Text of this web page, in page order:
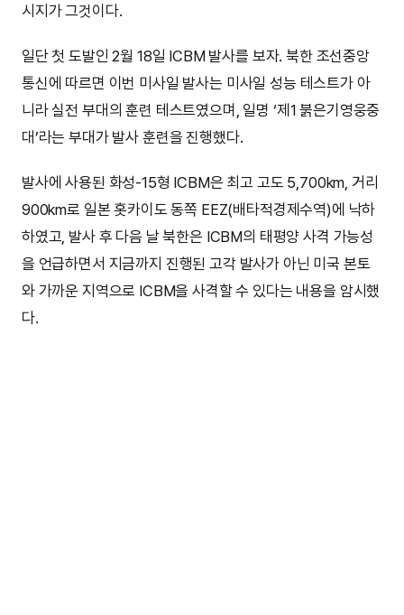
시지가 그것이다.
일단 첫 도발인 2월 18일 ICBM 발사를 보자. 북한 조선중앙
통신에 따르면 이번 미사일 발사는 미사일 성능 테스트가 아
니라 실전 부대의 훈련 테스트였으며, 일명 ‘제1 붉은기영웅중
대’라는 부대가 발사 훈련을 진행했다.
발사에 사용된 화성-15형 ICBM은 최고 고도 5,700km, 거리
900km로 일본 홋카이도 동쪽 EEZ(배타적경제수역)에 낙하
하였고, 발사 후 다음 날 북한은 ICBM의 태평양 사격 가능성
을 언급하면서 지금까지 진행된 고각 발사가 아닌 미국 본토
와 가까운 지역으로 ICBM을 사격할 수 있다는 내용을 암시했
다.